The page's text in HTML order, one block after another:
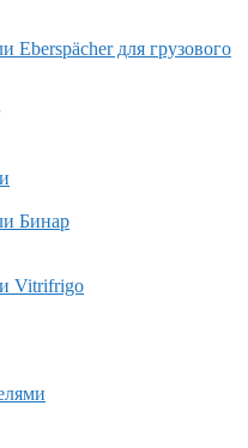
Eberspächer для грузового
Бинар
Vitrifrigo